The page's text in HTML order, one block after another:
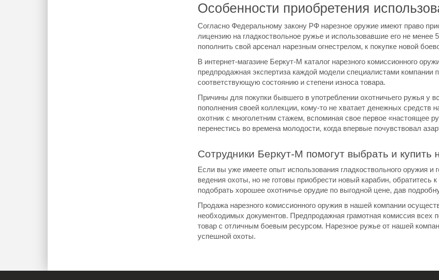
Особенности приобретения
Согласно Федеральному закону РФ нарезное оружие имеют право
лицензию на гладкоствольное ружье и использовавшие его не
пополнить свой арсенал нарезным огнестрелом, к покупке новой
В интернет-магазине Беркут-М каталог нарезного комиссионного
предпродажная экспертиза каждой модели специалистами компании
соответствующую состоянию и степени износа товара.
Причины для покупки бывшего в употреблении охотничьего ружья у
пополнения своей коллекции, кому-то не хватает денежных средств
охотник с многолетним стажем, вспоминая свое первое «настоящее
перенестись во времена молодости, когда впервые почувствовал
Сотрудники Беркут-М помогут выбрать и
Если вы уже имеете опыт использования гладкоствольного оружия и
ведения охоты, но не готовы приобрести новый карабин, обратитесь
подобрать хорошее охотничье орудие по выгодной цене, дав
Продажа нарезного комиссионного оружия в нашей компании
необходимых документов. Предпродажная грамотная комиссия всех
товар с отличным боевым ресурсом. Нарезное ружье от нашей
успешной охоты.